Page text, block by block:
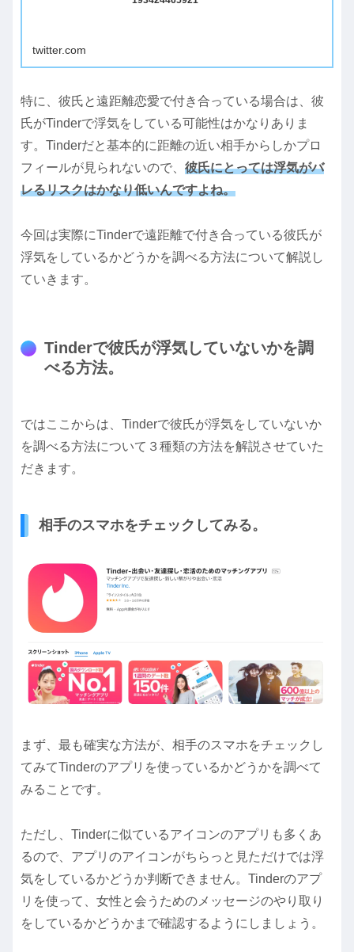
twitter.com
特に、彼氏と遠距離恋愛で付き合っている場合は、彼
氏がTinderで浮気をしている可能性はかなりありま
す。Tinderだと基本的に距離の近い相手からしかプロ
フィールが見られないので、 彼氏にとっては浮気がバ
レるリスクはかなり低いんですよね。
今回は実際にTinderで遠距離で付き合っている彼氏が
浮気をしているかどうかを調べる方法について解説し
ていきます。
Tinderで彼氏が浮気していないかを調
べる方法。
ではここからは、Tinderで彼氏が浮気をしていないか
を調べる方法について３種類の方法を解説させていた
だきます。
相手のスマホをチェックしてみる。
まず、最も確実な方法が、相手のスマホをチェックし
てみてTinderのアプリを使っているかどうかを調べて
みることです。
ただし、Tinderに似ているアイコンのアプリも多くあ
るので、アプリのアイコンがちらっと見ただけでは浮
気をしているかどうか判断できません。Tinderのアプ
リを使って、女性と会うためのメッセージのやり取り
をしているかどうかまで確認するようにしましょう。